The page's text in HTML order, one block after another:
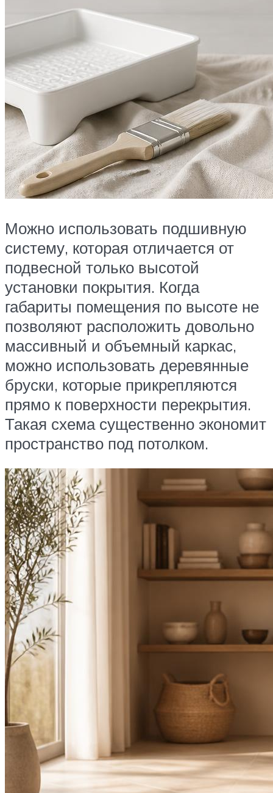
Можно использовать подшивную
систему, которая отличается от
подвесной только высотой
установки покрытия. Когда
габариты помещения по высоте не
позволяют расположить довольно
массивный и объемный каркас,
можно использовать деревянные
бруски, которые прикрепляются
прямо к поверхности перекрытия.
Такая схема существенно экономит
пространство под потолком.